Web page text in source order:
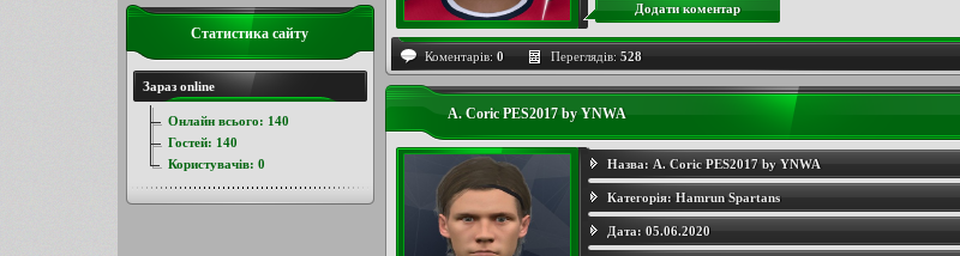
Додати коментар
Коментарів: 0 Переглядів: 528
A. Coric PES2017 by YNWA
Назва: A. Coric PES2017 by YNWA
Категорія: Hamrun Spartans
Дата: 05.06.2020
Статистика сайту
Зараз online
Онлайн всього: 140
Гостей: 140
Користувачів: 0